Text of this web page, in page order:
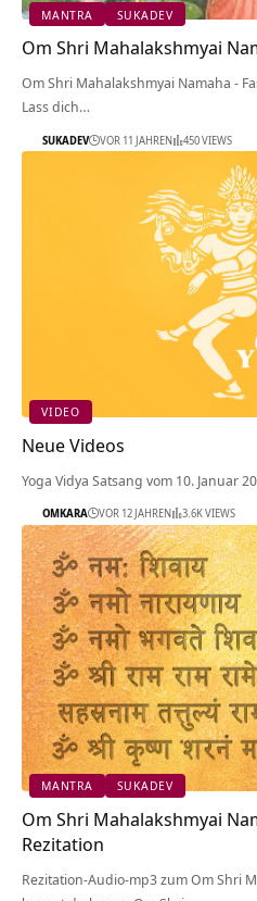
MANTRA SUKADEV
Om Shri Mahalakshmyai
Om Shri Mahalakshmyai Namaha -
Lass dich…
SUKADEV VOR 11 JAHREN 450 VIEWS
VIDEO
Neue Videos
Yoga Vidya Satsang vom 10. Januar
OMKARA VOR 12 JAHREN 3.6K VIEWS
MANTRA SUKADEV
Om Shri Mahalakshmyai
Rezitation
Rezitation-Audio-mp3 zum Om Shri